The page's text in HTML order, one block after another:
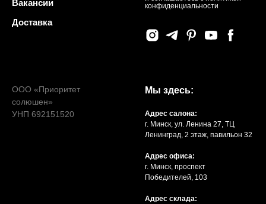
Вакансии
Доставка
конфиденциальности
ООО «Приоритет
солюшен»
УНП 692151520
Мы здесь:
Адрес салона:
г. Минск, ул. Ленина 27, ТЦ
Ленинград, 2 этаж, павильон 32
Адрес офиса:
г. Минск, проспект
Победителей, 103
Адрес склада: